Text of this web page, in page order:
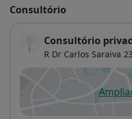
Consultório
Consultório
R Dr Carlos Saraiva